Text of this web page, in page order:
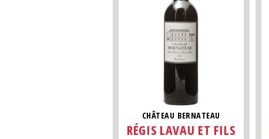
CHÂTEAU BERNATEAU
RÉGIS LAVAU ET FILS